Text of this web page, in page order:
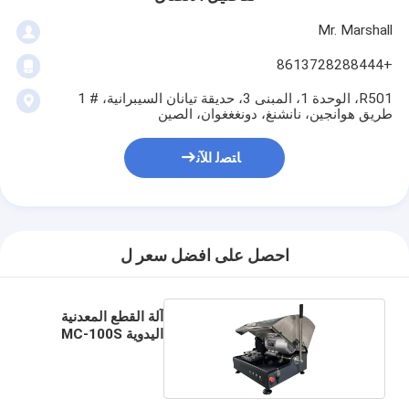
Mr. Marshall
+8613728288444
R501، الوحدة 1، المبنى 3، حديقة تيانان السيبرانية، # 1
طريق هوانجين، نانشنغ، دونغغغوان، الصين
ﺎﺘﺼﻟ ﺍﻶﻧ
احصل على افضل سعر ل
آلة القطع المعدنية
اليدوية MC-100S